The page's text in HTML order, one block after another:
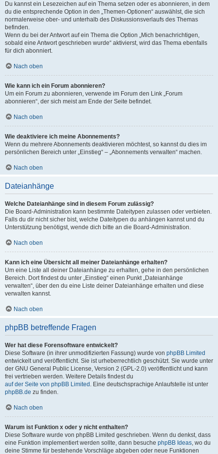
Du kannst ein Lesezeichen auf ein Thema setzen oder es abonnieren, in dem
du die entsprechende Option in den „Themen-Optionen“ auswählst, die sich
normalerweise ober- und unterhalb des Diskussionsverlaufs des Themas
befinden.
Wenn du bei der Antwort auf ein Thema die Option „Mich benachrichtigen,
sobald eine Antwort geschrieben wurde“ aktivierst, wird das Thema ebenfalls
für dich abonniert.
Nach oben
Wie kann ich ein Forum abonnieren?
Um ein Forum zu abonnieren, verwende im Forum den Link „Forum
abonnieren“, der sich meist am Ende der Seite befindet.
Nach oben
Wie deaktiviere ich meine Abonnements?
Wenn du mehrere Abonnements deaktivieren möchtest, so kannst du dies im
persönlichen Bereich unter „Einstieg“ – „Abonnements verwalten“ machen.
Nach oben
Dateianhänge
Welche Dateianhänge sind in diesem Forum zulässig?
Die Board-Administration kann bestimmte Dateitypen zulassen oder verbieten.
Falls du dir nicht sicher bist, welche Dateitypen du anhängen kannst und du
Unterstützung benötigst, wende dich bitte an die Board-Administration.
Nach oben
Kann ich eine Übersicht all meiner Dateianhänge erhalten?
Um eine Liste all deiner Dateianhänge zu erhalten, gehe in den persönlichen
Bereich. Dort findest du unter „Einstieg“ einen Punkt „Dateianhänge
verwalten“, über den du eine Liste deiner Dateianhänge erhalten und diese
verwalten kannst.
Nach oben
phpBB betreffende Fragen
Wer hat diese Forensoftware entwickelt?
Diese Software (in ihrer unmodifizierten Fassung) wurde von phpBB Limited
entwickelt und veröffentlicht. Sie ist urheberrechtlich geschützt. Sie wurde unter
der GNU General Public License, Version 2 (GPL-2.0) veröffentlicht und kann
frei vertrieben werden. Weitere Details findest du
auf der Seite von phpBB Limited . Eine deutschsprachige Anlaufstelle ist unter
phpBB.de zu finden.
Nach oben
Warum ist Funktion x oder y nicht enthalten?
Diese Software wurde von phpBB Limited geschrieben. Wenn du denkst, dass
eine Funktion implementiert werden sollte, dann besuche phpBB Ideas, wo du
deine Stimme für bestehende Vorschläge abgeben oder neue Funktionen